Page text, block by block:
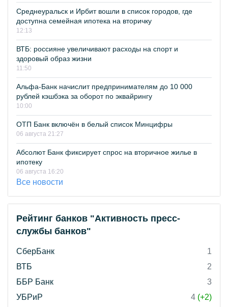
Среднеуральск и Ирбит вошли в список городов, где
доступна семейная ипотека на вторичку
12:13
ВТБ: россияне увеличивают расходы на спорт и
здоровый образ жизни
11:50
Альфа-Банк начислит предпринимателям до 10 000
рублей кэшбэка за оборот по эквайрингу
10:00
ОТП Банк включён в белый список Минцифры
06 августа 21:27
Абсолют Банк фиксирует спрос на вторичное жилье в
ипотеку
06 августа 16:20
Все новости
Рейтинг банков "Активность пресс-
службы банков"
СберБанк
1
ВТБ
2
ББР Банк
3
УБРиР
4 (+2)